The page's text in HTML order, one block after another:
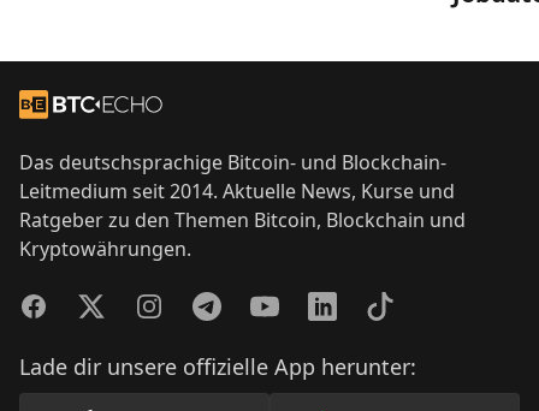
Zur Startseite
Das deutschsprachige Bitcoin- und Blockchain-
Leitmedium seit 2014. Aktuelle News, Kurse und
Ratgeber zu den Themen Bitcoin, Blockchain und
Kryptowährungen.
FacebookTwitterInstagramTelegramYouTubeLinkedInTikTok
Lade dir unsere offizielle App herunter: